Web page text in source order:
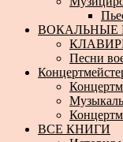
ВОКАЛЬНЫЕ
КЛАВИРЫ
Песни
ВСЕ КНИГИ